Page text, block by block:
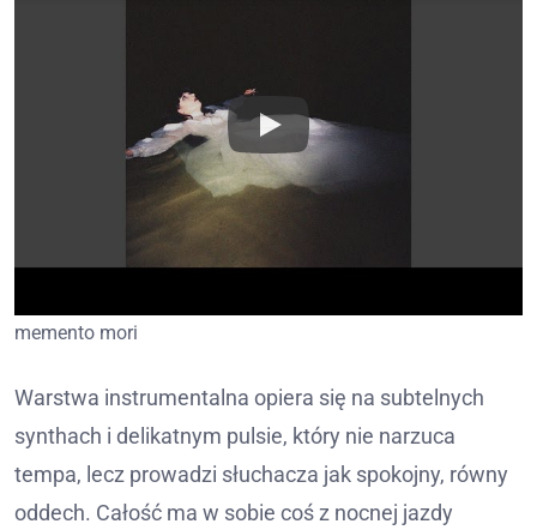
memento mori
Warstwa instrumentalna opiera się na subtelnych
synthach i delikatnym pulsie, który nie narzuca
tempa, lecz prowadzi słuchacza jak spokojny, równy
oddech. Całość ma w sobie coś z nocnej jazdy